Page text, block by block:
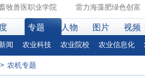
牧兽医职业学院 雷力海藻肥绿色创富
专题 人物 图片 视频
闻 农业科技 农业院校 农业信息化
> 农机专题